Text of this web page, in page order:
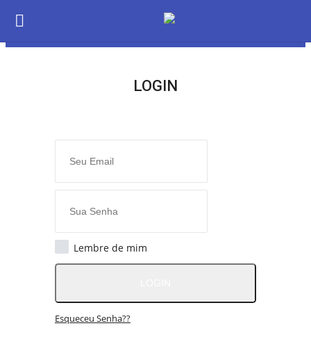
LOGIN
O Radião News
Radio & Tv
Radio & TV
LOGIN
Lembre de mim
Esqueceu Senha??